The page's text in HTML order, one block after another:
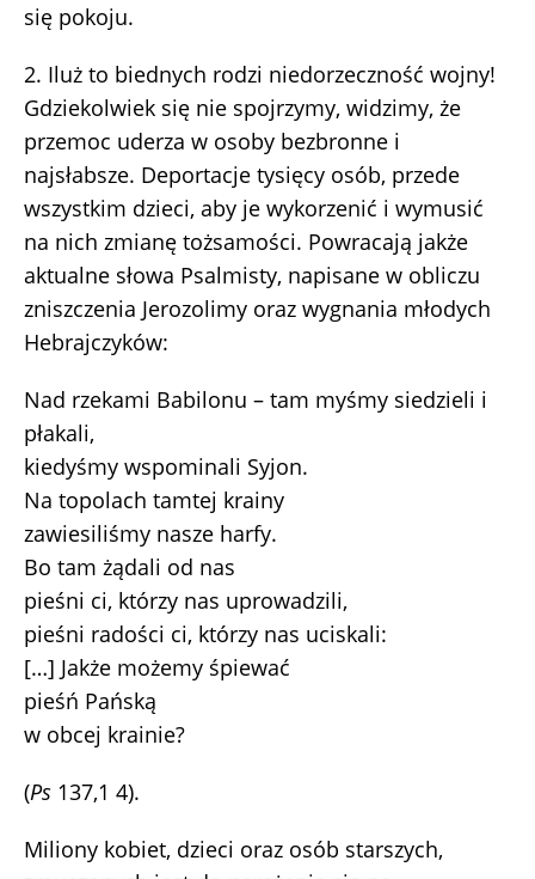
się pokoju.
2. Iluż to biednych rodzi niedorzeczność wojny!
Gdziekolwiek się nie spojrzymy, widzimy, że
przemoc uderza w osoby bezbronne i
najsłabsze. Deportacje tysięcy osób, przede
wszystkim dzieci, aby je wykorzenić i wymusić
na nich zmianę tożsamości. Powracają jakże
aktualne słowa Psalmisty, napisane w obliczu
zniszczenia Jerozolimy oraz wygnania młodych
Hebrajczyków:
Nad rzekami Babilonu – tam myśmy siedzieli i
płakali,
kiedyśmy wspominali Syjon.
Na topolach tamtej krainy
zawiesiliśmy nasze harfy.
Bo tam żądali od nas
pieśni ci, którzy nas uprowadzili,
pieśni radości ci, którzy nas uciskali:
[…] Jakże możemy śpiewać
pieśń Pańską
w obcej krainie?
(Ps 137,1 4).
Miliony kobiet, dzieci oraz osób starszych,